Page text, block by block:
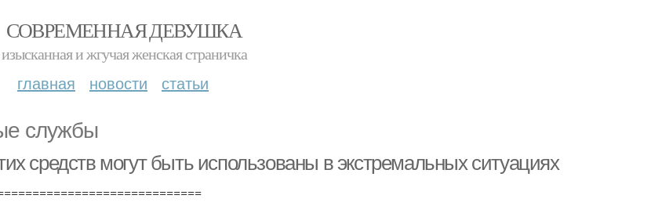
СОВРЕМЕННАЯ ДЕВУШКА
изысканная и жгучая женская страничка
главная новости статьи
службы
средств могут быть использованы в экстремальных ситуациях